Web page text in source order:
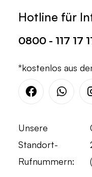
Hotline für
0800 - 117 17
*kostenlos aus
Facebook
Unsere
Standort-
Rufnummern: